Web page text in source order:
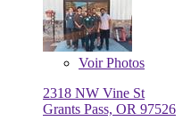
VoirPhotos
2318 NW Vine St
Grants Pass, OR 97526